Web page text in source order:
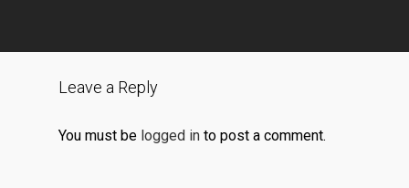
Leave a Reply
You must be logged in to post a comment.